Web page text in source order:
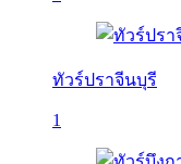
ทัวร์ปราจีนบุรี
1